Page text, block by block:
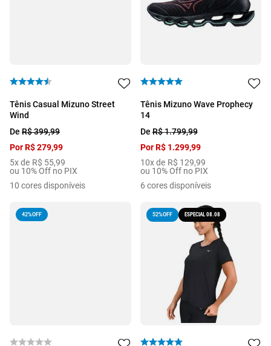
Tênis Casual Mizuno Street
Wind
De R$399,99
PorR$279,99
5x de R$ 55,99
ou 10% Off no PIX
10 cores disponíveis
Tênis Mizuno Wave Prophecy
14
DeR$1.799,99
PorR$ 1.299,99
10x de R$ 129,99
ou 10% Off no PIX
6 cores disponíveis
42%OFF 52%OFF ESPECIAL 08.08